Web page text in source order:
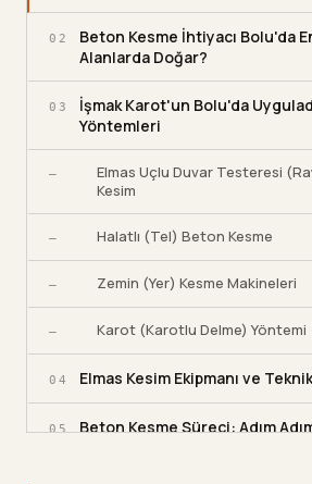
02
Beton Kesme İhtiyacı Bolu'da
Alanlarda Doğar?
03
İşmak Karot'un Bolu'da
Yöntemleri
—
Elmas Uçlu Duvar Testeresi
Kesim
— Halatlı (Tel) Beton Kesme
— Zemin (Yer) Kesme Makineleri
— Karot (Karotlu Delme) Yöntemi
04 Elmas Kesim Ekipmanı ve
05
Beton Kesme Süreci: Adım